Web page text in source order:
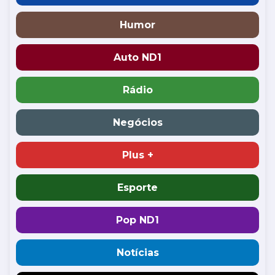
Humor
Auto ND1
Rádio
Negócios
Plus +
Esporte
Pop ND1
Notícias